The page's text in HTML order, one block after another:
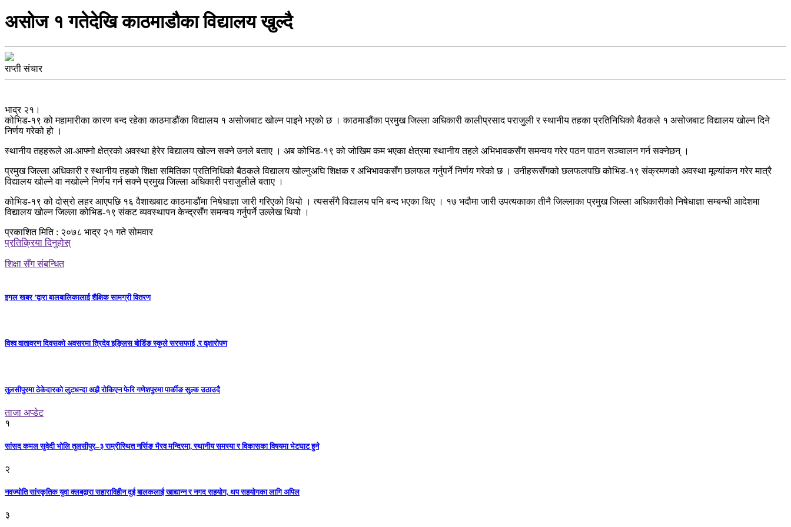
असोज १ गतेदेखि काठमाडौका विद्यालय खुल्दै
राप्ती संचार
भाद्र २१।
कोभिड-१९ को महामारीका कारण बन्द रहेका काठमाडौंका विद्यालय १ असोजबाट खोल्न पाइने भएको छ । काठमाडौंका प्रमुख जिल्ला अधिकारी कालीप्रसाद पराजुली र स्थानीय तहका प्रतिनिधिको बैठकले १ असोजबाट विद्यालय खोल्न दिने
निर्णय गरेको हो ।
स्थानीय तहहरूले आ-आफ्नो क्षेत्रको अवस्था हेरेर विद्यालय खोल्न सक्ने उनले बताए । अब कोभिड-१९ को जोखिम कम भएका क्षेत्रमा स्थानीय तहले अभिभावकसँग समन्वय गरेर पठन पाठन सञ्चालन गर्न सक्नेछन् ।
प्रमुख जिल्ला अधिकारी र स्थानीय तहको शिक्षा समितिका प्रतिनिधिको बैठकले विद्यालय खोल्नुअघि शिक्षक र अभिभावकसँग छलफल गर्नुपर्ने निर्णय गरेको छ । उनीहरूसँगको छलफलपछि कोभिड-१९ संक्रमणको अवस्था मूल्यांकन गरेर मात्रै
विद्यालय खोल्ने वा नखोल्ने निर्णय गर्न सक्ने प्रमुख जिल्ला अधिकारी पराजुलीले बताए ।
कोभिड-१९ को दोस्रो लहर आएपछि १६ वैशाखबाट काठमाडौंमा निषेधाज्ञा जारी गरिएको थियो । त्यससँगै विद्यालय पनि बन्द भएका थिए । १७ भदौमा जारी उपत्यकाका तीनै जिल्लाका प्रमुख जिल्ला अधिकारीको निषेधाज्ञा सम्बन्धी आदेशमा
विद्यालय खोल्न जिल्ला कोभिड-१९ संकट व्यवस्थापन केन्द्रसँग समन्वय गर्नुपर्ने उल्लेख थियो ।
प्रकाशित मिति : २०७८ भाद्र २१ गते सोमवार
प्रतिक्रिया दिनुहोस्
शिक्षा सँग संबन्धित
इगल खबर ’द्वारा बालबालिकालाई शैक्षिक सामग्री वितरण
विश्व वातावरण दिवसको अवसरमा त्रिदेव इङ्लिस बोर्डिङ स्कुले सरसफाई ,र वृक्षारोपण
तुलसीपुरमा ठेकेदारको लुटधन्दा अझै रोकिएन फेरि गणेशपुरमा पार्कीङ सुल्क उठाउदै
ताजा अप्डेट
१
सांसद कमल सुवेदी भोलि तुलसीपुर–३ राम्रीस्थित नर्सिङ भैरव मन्दिरमा, स्थानीय समस्या र विकासका विषयमा भेटघाट हुने
२
नवज्योति सांस्कृतिक युवा क्लबद्वारा सहाराविहीन दुई बालकलाई खाद्यान्न र नगद सहयोग, थप सहयोगका लागि अपिल
३